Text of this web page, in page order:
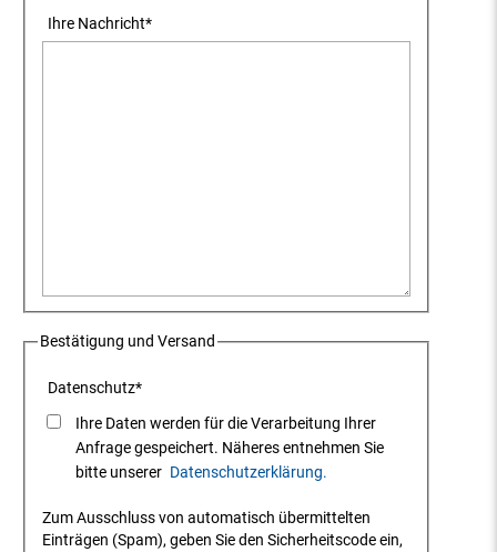
Ihre Nachricht*
Bestätigung und Versand
Datenschutz*
Ihre Daten werden für die Verarbeitung Ihrer
Anfrage gespeichert. Näheres entnehmen Sie
bitte unserer Datenschutzerklärung.
Zum Ausschluss von automatisch übermittelten
Einträgen (Spam), geben Sie den Sicherheitscode ein,